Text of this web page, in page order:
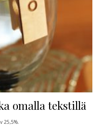
omalla tekstillä
25,5%.